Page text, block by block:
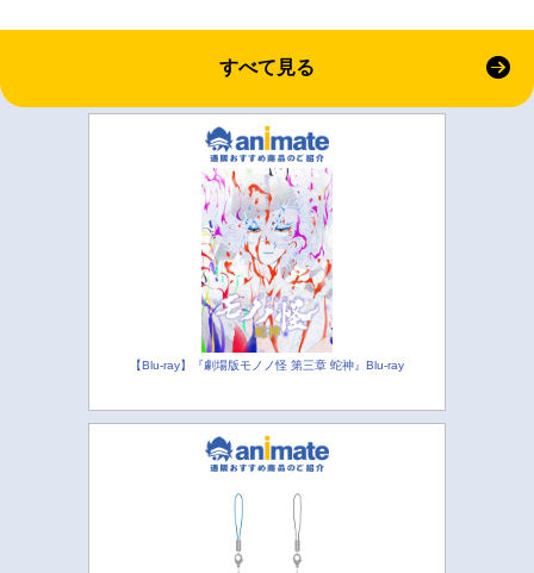
すべて見る
【Blu-ray】『劇場版モノノ怪 第三章 蛇神』Blu-ray